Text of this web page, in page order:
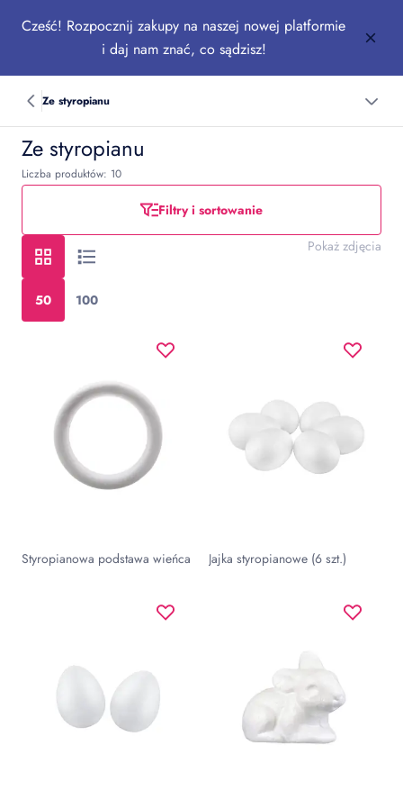
Cześć! Rozpocznij zakupy na naszej nowej platformie
i daj nam znać, co sądzisz!
Ze styropianu
Ze styropianu
Liczba produktów: 10
Filtry i sortowanie
50 100
Pokaż zdjęcia
Styropianowa podstawa wieńca Jajka styropianowe (6 szt.)